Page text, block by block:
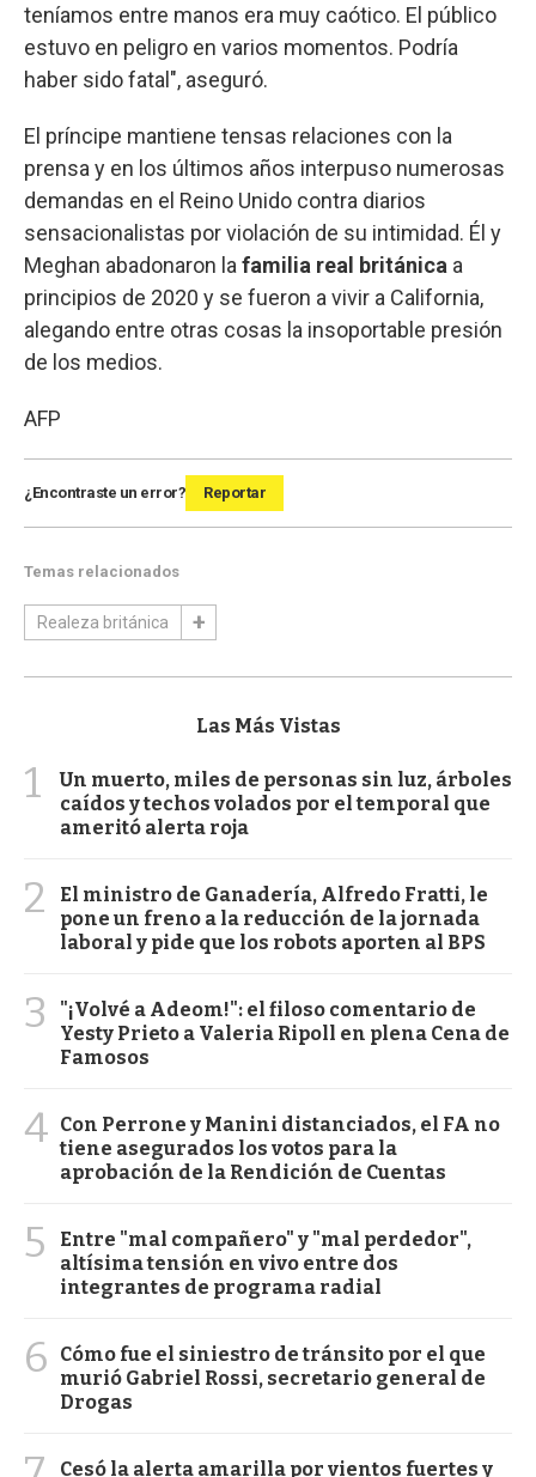
teníamos entre manos era muy caótico. El público
estuvo en peligro en varios momentos. Podría
haber sido fatal", aseguró.
El príncipe mantiene tensas relaciones con la
prensa y en los últimos años interpuso numerosas
demandas en el Reino Unido contra diarios
sensacionalistas por violación de su intimidad. Él y
Meghan abadonaron la familia real británica a
principios de 2020 y se fueron a vivir a California,
alegando entre otras cosas la insoportable presión
de los medios.
AFP
¿Encontraste un error? Reportar
Temas relacionados
Realeza británica
Las Más Vistas
1
Un muerto, miles de personas sin luz, árboles
caídos y techos volados por el temporal que
ameritó alerta roja
2
El ministro de Ganadería, Alfredo Fratti, le
pone un freno a la reducción de la jornada
laboral y pide que los robots aporten al BPS
3
"¡Volvé a Adeom!": el filoso comentario de
Yesty Prieto a Valeria Ripoll en plena Cena de
Famosos
4 Con Perrone y Manini distanciados, el FA no
tiene asegurados los votos para la
aprobación de la Rendición de Cuentas
5
Entre "mal compañero" y "mal perdedor",
altísima tensión en vivo entre dos
integrantes de programa radial
6
Cómo fue el siniestro de tránsito por el que
murió Gabriel Rossi, secretario general de
Drogas
Cesó la alerta amarilla por vientos fuertes y